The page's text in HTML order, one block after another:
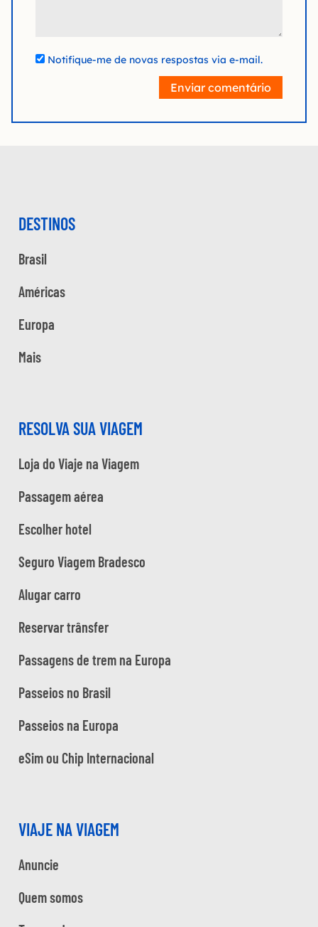
Notifique-me de novas respostas via e-mail.
Enviar comentário
DESTINOS
Brasil
Américas
Europa
Mais
RESOLVA SUA VIAGEM
Loja do Viaje na Viagem
Passagem aérea
Escolher hotel
Seguro Viagem Bradesco
Alugar carro
Reservar trânsfer
Passagens de trem na Europa
Passeios no Brasil
Passeios na Europa
eSim ou Chip Internacional
VIAJE NA VIAGEM
Anuncie
Quem somos